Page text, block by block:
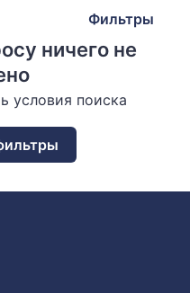
Фильтры
ничего не
условия поиска